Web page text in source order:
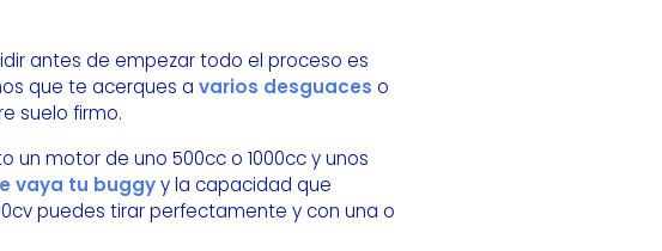
antes de empezar todo el proceso es
que te acerques a varios desguaces o
suelo firmo.
un motor de uno 500cc o 1000cc y unos
vaya tu buggyy la capacidad que
puedes tirar perfectamente y con una o